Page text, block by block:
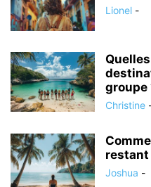
Lionel -
groupe
Christine
restant
Joshua -